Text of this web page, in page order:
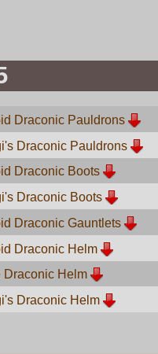
Draconic Pauldrons
Draconic Pauldrons
Draconic Boots
Draconic Boots
Draconic Gauntlets
Draconic Helm
Draconic Helm
Draconic Helm